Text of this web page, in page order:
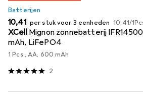
Batterijen
EUR
10,41 per stuk voor 3 eenheden EUR
10,41/
XCell Mignon zonnebatterij
mAh, LiFePO4
1 Pcs., AA, 600 mAh
2